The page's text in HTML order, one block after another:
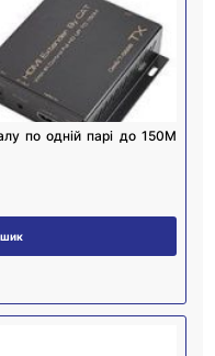
по одній парі до 150M